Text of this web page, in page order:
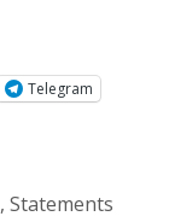
Telegram
, Statements